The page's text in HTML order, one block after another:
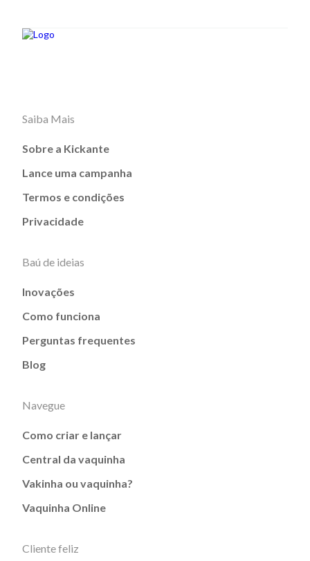
Saiba Mais
Sobre a Kickante
Lance uma campanha
Termos e condições
Privacidade
Baú de ideias
Inovações
Como funciona
Perguntas frequentes
Blog
Navegue
Como criar e lançar
Central da vaquinha
Vakinha ou vaquinha?
Vaquinha Online
Cliente feliz